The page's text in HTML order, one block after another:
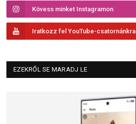
Kövess minket Instagramon
Iratkozz fel YouTube-csatornánkra
EZEKRŐL SE MARADJ LE